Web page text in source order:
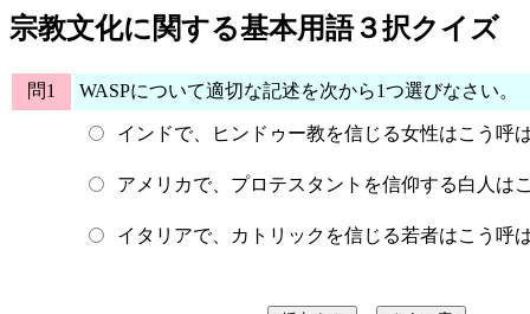
宗教文化に関する基本用語３択クイズ
問1 WASPについて適切な記述を次から1つ選びなさい。
インドで、ヒンドゥー教を信じる女性はこう呼
アメリカで、プロテスタントを信仰する白人は
イタリアで、カトリックを信じる若者はこう呼